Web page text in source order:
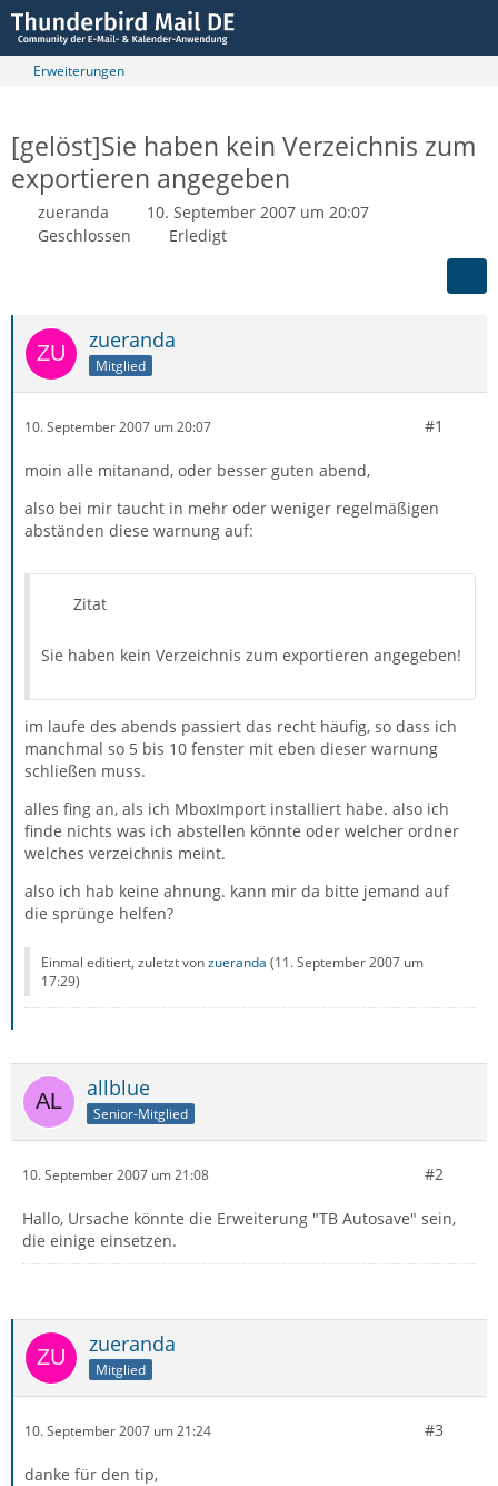
Erweiterungen
[gelöst]Sie haben kein Verzeichnis zum
exportieren angegeben
zueranda
10. September 2007 um 20:07
Geschlossen
Erledigt
zueranda
Mitglied
10. September 2007 um 20:07 #1
moin alle mitanand, oder besser guten abend,
also bei mir taucht in mehr oder weniger regelmäßigen
abständen diese warnung auf:
Zitat
Sie haben kein Verzeichnis zum exportieren angegeben!
im laufe des abends passiert das recht häufig, so dass ich
manchmal so 5 bis 10 fenster mit eben dieser warnung
schließen muss.
alles fing an, als ich MboxImport installiert habe. also ich
finde nichts was ich abstellen könnte oder welcher ordner
welches verzeichnis meint.
also ich hab keine ahnung. kann mir da bitte jemand auf
die sprünge helfen?
Einmal editiert, zuletzt vonzueranda (11. September 2007 um
17:29)
allblue
Senior-Mitglied
10. September 2007 um 21:08 #2
Hallo, Ursache könnte die Erweiterung "TB Autosave" sein,
die einige einsetzen.
zueranda
Mitglied
10. September 2007 um 21:24 #3
danke für den tip,